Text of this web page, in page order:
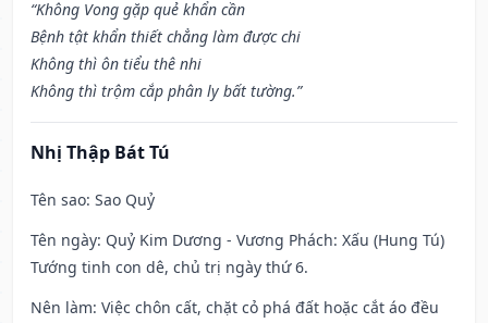
“Không Vong gặp quẻ khẩn cần
Bệnh tật khẩn thiết chẳng làm được chi
Không thì ôn tiểu thê nhi
Không thì trộm cắp phân ly bất tường.”
Nhị Thập Bát Tú
Tên sao: Sao Quỷ
Tên ngày: Quỷ Kim Dương - Vương Phách: Xấu (Hung Tú)
Tướng tinh con dê, chủ trị ngày thứ 6.
Nên làm: Việc chôn cất, chặt cỏ phá đất hoặc cắt áo đều